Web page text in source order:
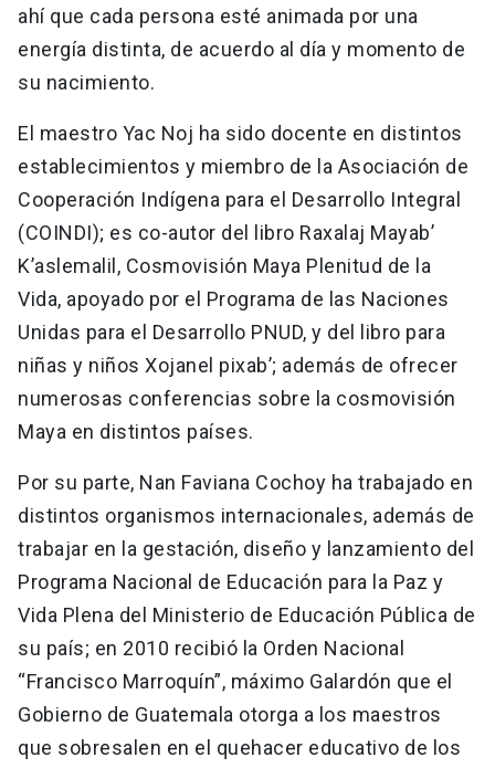
ahí que cada persona esté animada por una
energía distinta, de acuerdo al día y momento de
su nacimiento.
El maestro Yac Noj ha sido docente en distintos
establecimientos y miembro de la Asociación de
Cooperación Indígena para el Desarrollo Integral
(COINDI); es co-autor del libro Raxalaj Mayab’
K’aslemalil, Cosmovisión Maya Plenitud de la
Vida, apoyado por el Programa de las Naciones
Unidas para el Desarrollo PNUD, y del libro para
niñas y niños Xojanel pixab’; además de ofrecer
numerosas conferencias sobre la cosmovisión
Maya en distintos países.
Por su parte, Nan Faviana Cochoy ha trabajado en
distintos organismos internacionales, además de
trabajar en la gestación, diseño y lanzamiento del
Programa Nacional de Educación para la Paz y
Vida Plena del Ministerio de Educación Pública de
su país; en 2010 recibió la Orden Nacional
“Francisco Marroquín”, máximo Galardón que el
Gobierno de Guatemala otorga a los maestros
que sobresalen en el quehacer educativo de los